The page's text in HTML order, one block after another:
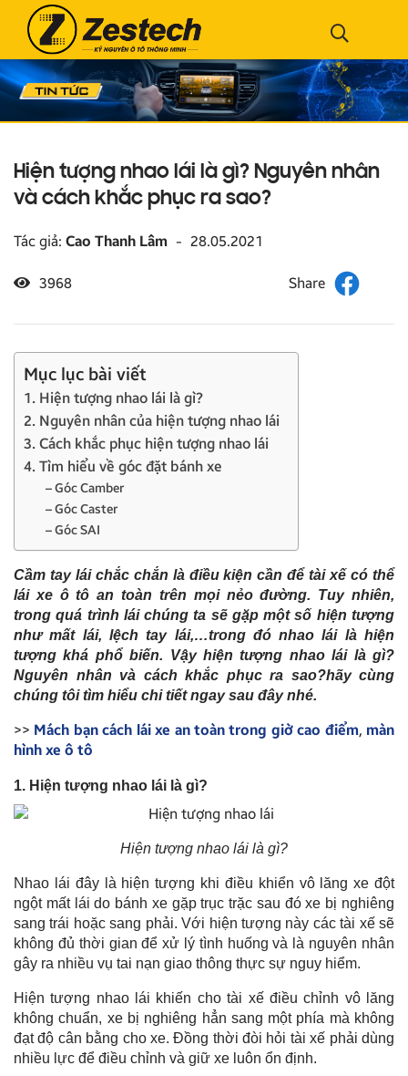
Hiện tượng nhao lái là gì? Nguyên nhân
và cách khắc phục ra sao?
Tác giả: Cao Thanh Lâm - 28.05.2021
3968
Mục lục bài viết
1. Hiện tượng nhao lái là gì?
2. Nguyên nhân của hiện tượng nhao lái
3. Cách khắc phục hiện tượng nhao lái
4. Tìm hiểu về góc đặt bánh xe
– Góc Camber
– Góc Caster
– Góc SAI
Cầm tay lái chắc chắn là điều kiện cần để tài xế có thể
lái xe ô tô an toàn trên mọi nẻo đường. Tuy nhiên,
trong quá trình lái chúng ta sẽ gặp một số hiện tượng
như mất lái, lệch tay lái,…trong đó nhao lái là hiện
tượng khá phổ biến. Vậy hiện tượng nhao lái là gì?
Nguyên nhân và cách khắc phục ra sao?hãy cùng
chúng tôi tìm hiểu chi tiết ngay sau đây nhé.
>> Mách bạn cách lái xe an toàn trong giờ cao điểm, màn
hình xe ô tô
1. Hiện tượng nhao lái là gì?
Hiện tượng nhao lái là gì?
Nhao lái đây là hiện tượng khi điều khiển vô lăng xe đột
ngột mất lái do bánh xe gặp trục trặc sau đó xe bị nghiêng
sang trái hoặc sang phải. Với hiện tượng này các tài xế sẽ
không đủ thời gian để xử lý tình huống và là nguyên nhân
gây ra nhiều vụ tai nạn giao thông thực sự nguy hiểm.
Hiện tượng nhao lái khiến cho tài xế điều chỉnh vô lăng
không chuẩn, xe bị nghiêng hẳn sang một phía mà không
đạt độ cân bằng cho xe. Đồng thời đòi hỏi tài xế phải dùng
nhiều lực để điều chỉnh và giữ xe luôn ổn định.